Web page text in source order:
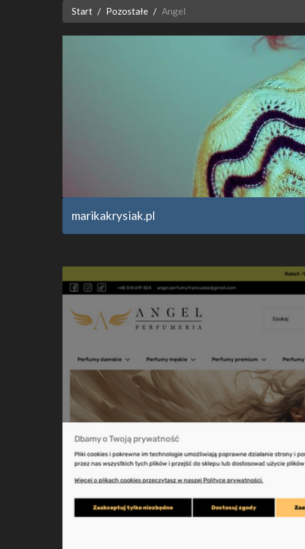
Start Pozostałe Angel
marikakrysiak.pl